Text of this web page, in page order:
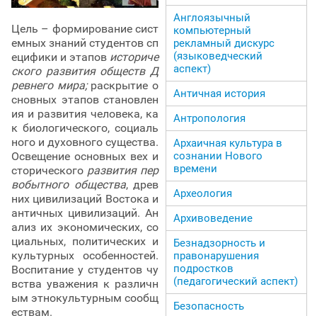
Цель – формирование сист
емных знаний студентов сп
ецифики и этапов историче
ского развития обществ Д
ревнего мира;раскрытие о
сновных этапов становлен
ия и развития человека, ка
к биологического, социаль
ного и духовного существа.
Освещение основных вех и
сторического развития пер
вобытного общества, древ
них цивилизаций Востока и
античных цивилизаций. Ан
ализ их экономических, со
циальных, политических и
культурных особенностей.
Воспитание у студентов чу
вства уважения к различн
ым этнокультурным сообщ
ествам.
Англоязычный
компьютерный
рекламный дискурс
(языковедческий
аспект)
Античная история
Антропология
Архаичная культура в
сознании Нового
времени
Археология
Архивоведение
Безнадзорность и
правонарушения
подростков
(педагогический аспект)
Безопасность